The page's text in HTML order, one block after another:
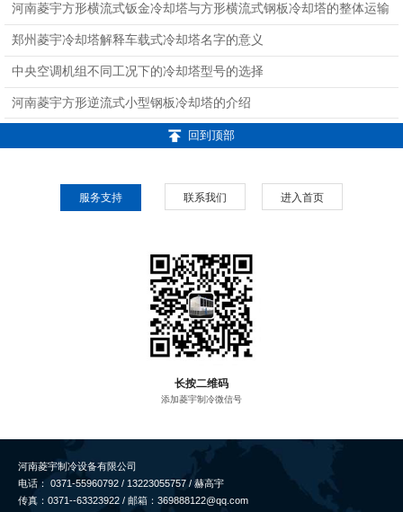
河南菱宇方形横流式钣金冷却塔与方形横流式钢板冷却塔的整体运输
的冷却塔型号
郑州菱宇冷却塔解释车载式冷却塔名字的意义
中央空调机组不同工况下的冷却塔型号的选择
河南菱宇方形逆流式小型钢板冷却塔的介绍
回到顶部
服务支持 联系我们 进入首页
长按二维码
添加菱宇制冷微信号
河南菱宇制冷设备有限公司
电话： 0371-55960792 / 13223055757 / 赫高宇
传真：0371--63323922 / 邮箱：369888122@qq.com